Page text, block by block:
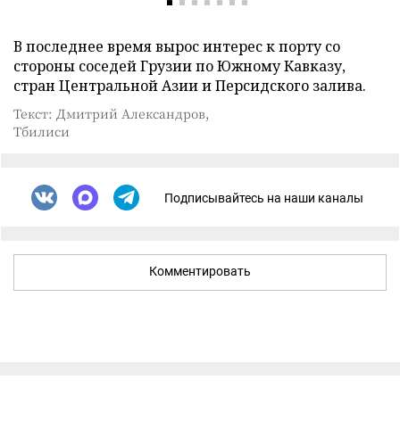
В последнее время вырос интерес к порту со
стороны соседей Грузии по Южному Кавказу,
стран Центральной Азии и Персидского залива.
Текст: Дмитрий Александров,
Тбилиси
Подписывайтесь на наши каналы
Комментировать